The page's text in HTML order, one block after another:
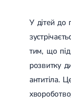
Підгострий
Аутоиммунный
Хронічний
Гіпертиреоз
Гіпотиреоз
Хвороба Іценко-
Гіпоталамічний
Гірсутизм
У дітей до
тим, що під
розвитку
антитіла.